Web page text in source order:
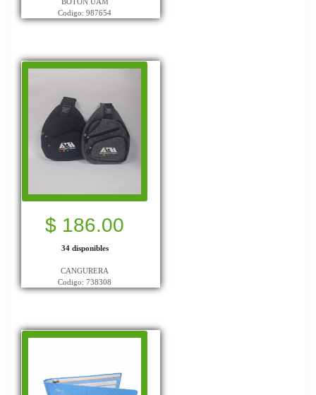
Codigo: 987654
$ 186.00
34 disponibles
CANGURERA
Codigo: 738308